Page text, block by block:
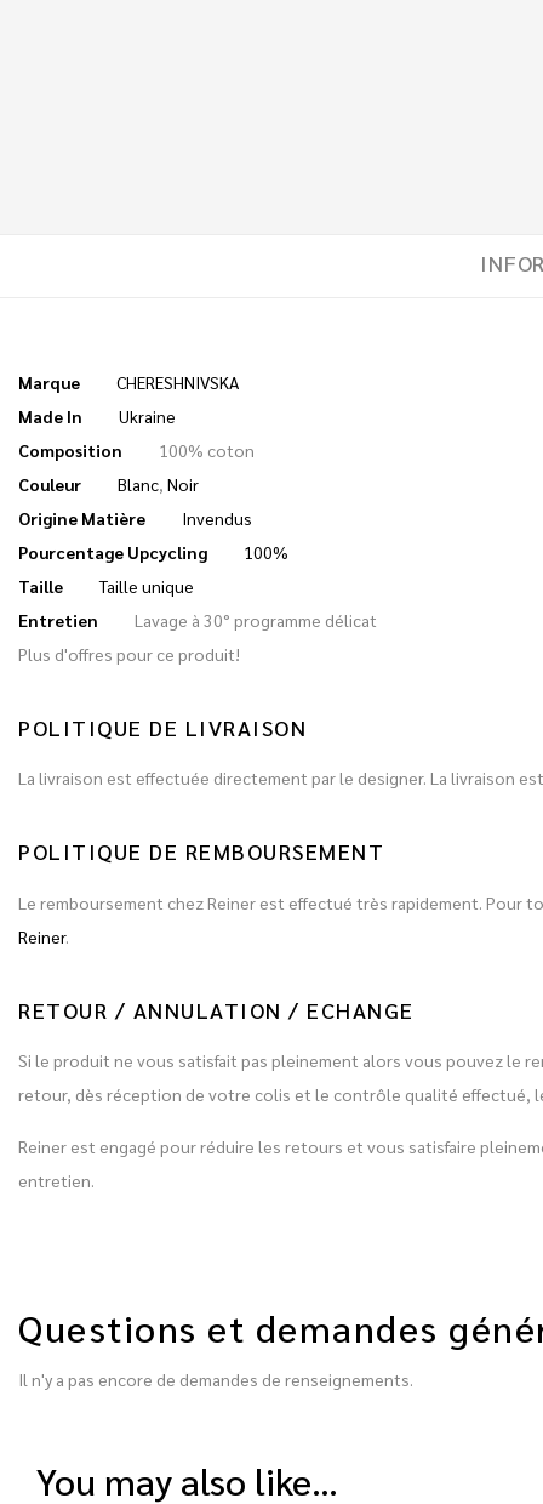
Marque
CHERESHNIVSKA
Made In
Ukraine
Composition
100% coton
Couleur
Blanc, Noir
Origine Matière
Invendus
Pourcentage Upcycling
100%
Taille
Taille unique
Entretien
Lavage à 30° programme délicat
Plus d'offres pour ce produit!
POLITIQUE DE LIVRAISON
La livraison est effectuée directement par le designer. La livraison
POLITIQUE DE REMBOURSEMENT
Le remboursement chez Reiner est effectué très rapidement. Pour
Reiner.
RETOUR / ANNULATION / ECHANGE
Si le produit ne vous satisfait pas pleinement alors vous pouvez le
retour, dès réception de votre colis et le contrôle qualité effectué,
Reiner est engagé pour réduire les retours et vous satisfaire
entretien.
Questions et demandes
Il n'y a pas encore de demandes de renseignements.
you may also like…